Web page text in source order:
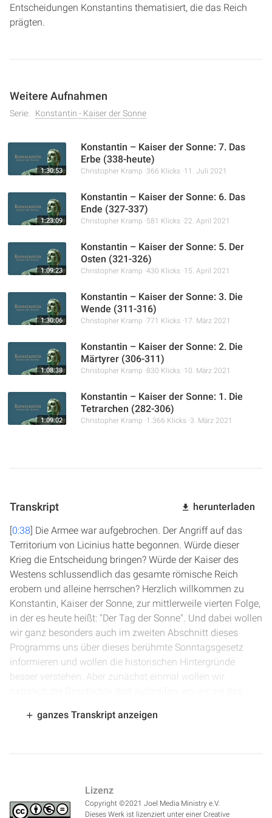
Entscheidungen Konstantins thematisiert, die das Reich
prägten.
Weitere Aufnahmen
Serie: Konstantin - Kaiser der Sonne
1:30:53
Konstantin – Kaiser der Sonne: 7. Das
Erbe (338-heute)
Christopher Kramp 366 Klicks 11. Juli 2021
1:23:09
Konstantin – Kaiser der Sonne: 6. Das
Ende (327-337)
Christopher Kramp 581 Klicks 22. April 2021
1:09:23
Konstantin – Kaiser der Sonne: 5. Der
Osten (321-326)
Christopher Kramp 430 Klicks 15. April 2021
1:30:06
Konstantin – Kaiser der Sonne: 3. Die
Wende (311-316)
Christopher Kramp 771 Klicks 17. März 2021
1:08:38
Konstantin – Kaiser der Sonne: 2. Die
Märtyrer (306-311)
Christopher Kramp 830 Klicks 10. März 2021
1:09:02
Konstantin – Kaiser der Sonne: 1. Die
Tetrarchen (282-306)
Christopher Kramp 1.366 Klicks 3. März 2021
Transkript herunterladen
[0:38] Die Armee war aufgebrochen. Der Angriff auf das
Territorium von Licinius hatte begonnen. Würde dieser
Krieg die Entscheidung bringen? Würde der Kaiser des
Westens schlussendlich das gesamte römische Reich
erobern und alleine herrschen? Herzlich willkommen zu
Konstantin, Kaiser der Sonne, zur mittlerweile vierten Folge,
in der es heute heißt: "Der Tag der Sonne". Und dabei wollen
wir ganz besonders auch im zweiten Abschnitt dieses
Programms uns über dieses berühmte Sonntagsgesetz
informieren und wollen die historischen Hintergründe
besser verstehen. Aber zunächst einmal wollen wir
gesehen, das war eine Zeit großer Veränderungen, nicht nur
wird, er Fiktion und Propaganda ist, die auf Konstantin
zurückgeht. Aber dass insgesamt diese Wende in den
ganzes Transkript anzeigen
Lizenz
Copyright ©2021 Joel Media Ministry e.V.
Dieses Werk ist lizenziert unter einer Creative